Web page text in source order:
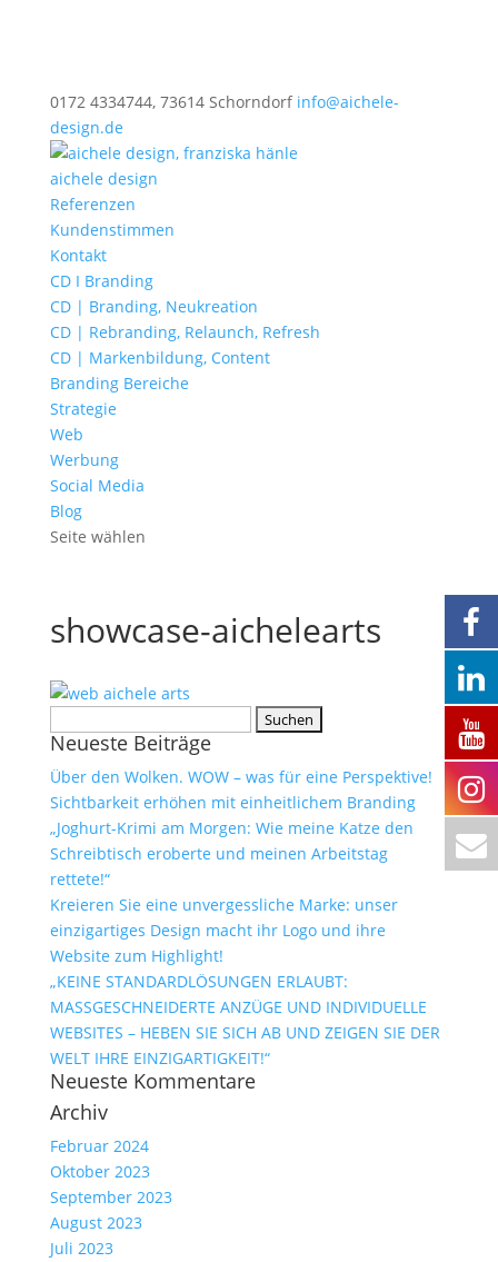
0172 4334744, 73614 Schorndorf info@aichele-
design.de
aichele design
Referenzen
Kundenstimmen
Kontakt
CD I Branding
CD | Branding, Neukreation
CD | Rebranding, Relaunch, Refresh
CD | Markenbildung, Content
Branding Bereiche
Strategie
Web
Werbung
Social Media
Blog
Seite wählen
showcase-aichelearts
nach:
Neueste Beiträge
Über den Wolken. WOW – was für eine Perspektive!
Sichtbarkeit erhöhen mit einheitlichem Branding
„Joghurt-Krimi am Morgen: Wie meine Katze den
Schreibtisch eroberte und meinen Arbeitstag
rettete!“
Kreieren Sie eine unvergessliche Marke: unser
einzigartiges Design macht ihr Logo und ihre
Website zum Highlight!
„KEINE STANDARDLÖSUNGEN ERLAUBT:
MASSGESCHNEIDERTE ANZÜGE UND INDIVIDUELLE
WEBSITES – HEBEN SIE SICH AB UND ZEIGEN SIE DER
WELT IHRE EINZIGARTIGKEIT!“
Neueste Kommentare
Archiv
Februar 2024
Oktober 2023
September 2023
August 2023
Juli 2023